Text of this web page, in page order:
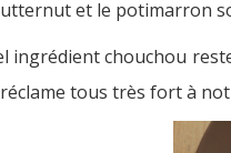
et le potimarron
ingrédient chouchou
tous très fort à